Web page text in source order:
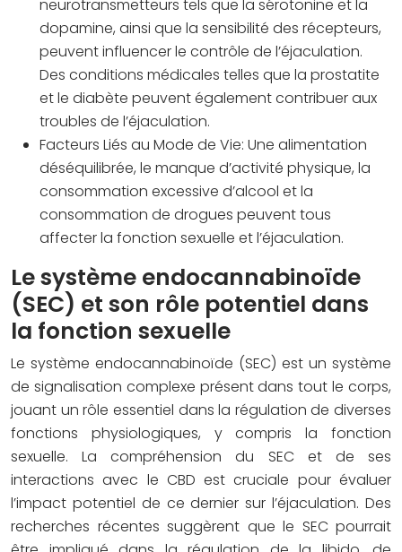
neurotransmetteurs tels que la sérotonine et la
dopamine, ainsi que la sensibilité des récepteurs,
peuvent influencer le contrôle de l’éjaculation.
Des conditions médicales telles que la prostatite
et le diabète peuvent également contribuer aux
troubles de l’éjaculation.
Facteurs Liés au Mode de Vie: Une alimentation
déséquilibrée, le manque d’activité physique, la
consommation excessive d’alcool et la
consommation de drogues peuvent tous
affecter la fonction sexuelle et l’éjaculation.
Le système endocannabinoïde
(SEC) et son rôle potentiel dans
la fonction sexuelle
Le système endocannabinoïde (SEC) est un système
de signalisation complexe présent dans tout le corps,
jouant un rôle essentiel dans la régulation de diverses
fonctions physiologiques, y compris la fonction
sexuelle. La compréhension du SEC et de ses
interactions avec le CBD est cruciale pour évaluer
l’impact potentiel de ce dernier sur l’éjaculation. Des
recherches récentes suggèrent que le SEC pourrait